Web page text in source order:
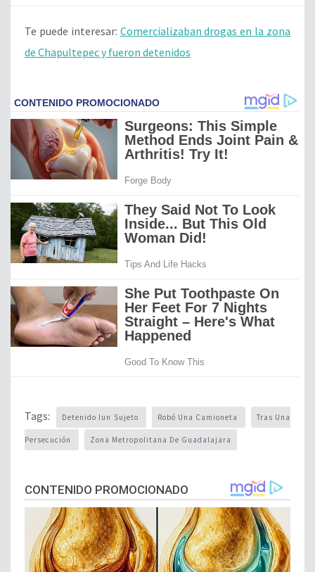
Te puede interesar: Comercializaban drogas en la zona
de Chapultepec y fueron detenidos
Tags: Detenido Iun Sujeto Robó Una Camioneta Tras Una
Persecución Zona Metropolitana De Guadalajara
CONTENIDO PROMOCIONADO